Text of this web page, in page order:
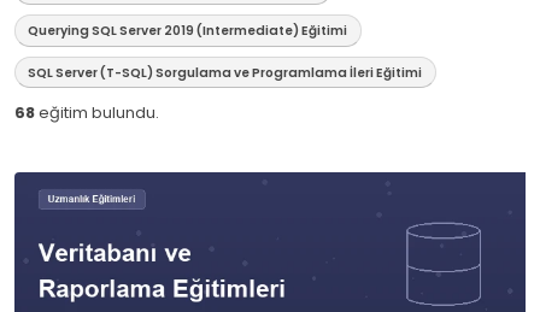
Querying SQL Server 2019 (Intermediate) Eğitimi
SQL Server (T-SQL) Sorgulama ve Programlama İleri Eğitimi
68eğitim bulundu.